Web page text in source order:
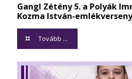
Gangl Zétény 5. a Polyák
Kozma István-
Tovább ...